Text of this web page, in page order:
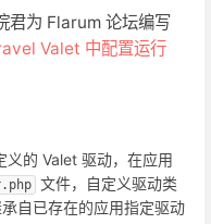
君为 Flarum 论坛编写
Valet 中配置运行
义的 Valet 驱动，在应用
文件，自定义驱动类
自已存在的应用指定驱动